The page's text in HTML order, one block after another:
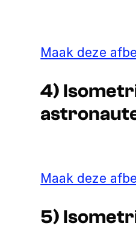
Maak deze
4)
Maak deze
5)